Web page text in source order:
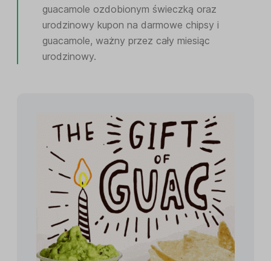
guacamole ozdobionym świeczką oraz
urodzinowy kupon na darmowe chipsy i
guacamole, ważny przez cały miesiąc
urodzinowy.